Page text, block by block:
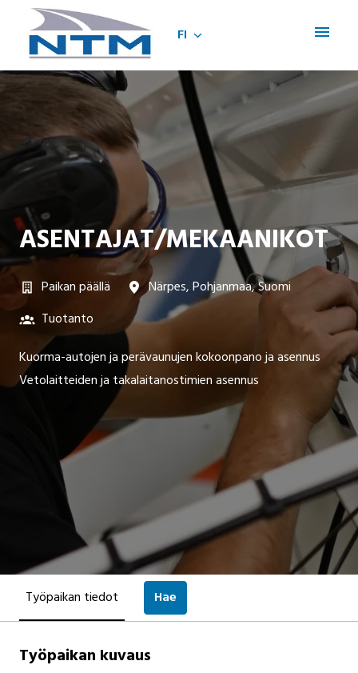
sisältöönEtusivu FI
ASENTAJAT/MEKAANIKOT
Paikan päällä Närpes,Pohjanmaa,Suomi
Tuotanto
Kuorma-autojen ja perävaunujen kokoonpano ja asennus
Vetolaitteiden ja takalaitanostimien asennus
Työpaikan tiedot Hae
Työpaikan kuvaus